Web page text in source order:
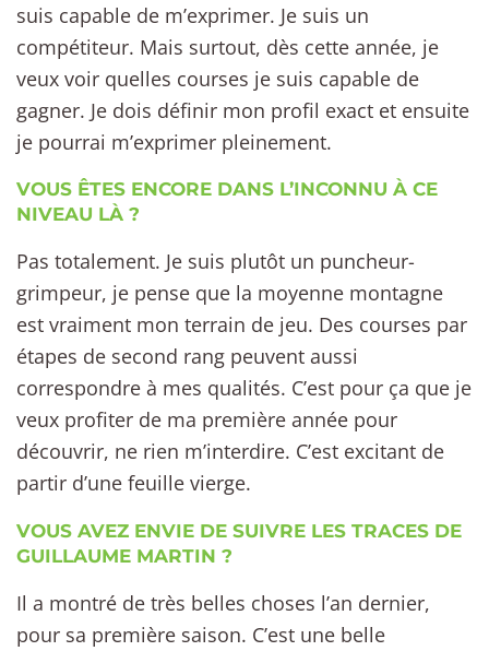
suis capable de m’exprimer. Je suis un
compétiteur. Mais surtout, dès cette année, je
veux voir quelles courses je suis capable de
gagner. Je dois définir mon profil exact et ensuite
je pourrai m’exprimer pleinement.
VOUS ÊTES ENCORE DANS L’INCONNU À CE
NIVEAU LÀ ?
Pas totalement. Je suis plutôt un puncheur-
grimpeur, je pense que la moyenne montagne
est vraiment mon terrain de jeu. Des courses par
étapes de second rang peuvent aussi
correspondre à mes qualités. C’est pour ça que je
veux profiter de ma première année pour
découvrir, ne rien m’interdire. C’est excitant de
partir d’une feuille vierge.
VOUS AVEZ ENVIE DE SUIVRE LES TRACES DE
GUILLAUME MARTIN ?
Il a montré de très belles choses l’an dernier,
pour sa première saison. C’est une belle